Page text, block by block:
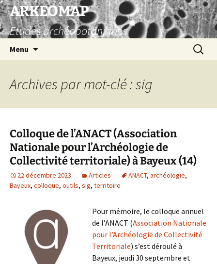
Aller
au
contenu
ARKEOMAP
Etudes archéobotaniques
Menu
Archives par mot-clé : sig
Colloque de l’ANACT (Association
Nationale pour l’Archéologie de
Collectivité territoriale) à Bayeux (14)
22 décembre 2023 Articles ANACT, archéologie,
Bayeux, colloque, outils, sig, territoire
Pour mémoire, le colloque annuel
de l’ANACT (Association Nationale
pour l’Archéologie de Collectivité
Territoriale) s’est déroulé à
Bayeux, jeudi 30 septembre et